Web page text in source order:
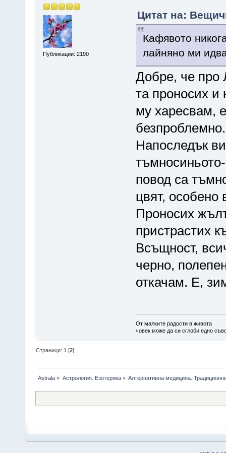
Публикации: 2190
Цитат на:
Кафявото
лайняно ми
Добре, че про
та проносих и
му харесвам,
безпроблемно.
Напоследък
повод са
цвят,
Проносих
пристрастих
Всъщност,
черно,
откачам. Е,
От малките радости в живота
човек може да си сглоби едно
Страници: 1 [2]
Astrala » Астрология. Езотерика» Алтернативна медицина.